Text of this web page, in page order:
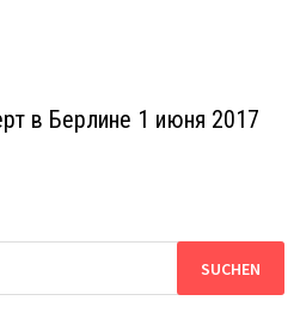
в Берлине 1 июня 2017